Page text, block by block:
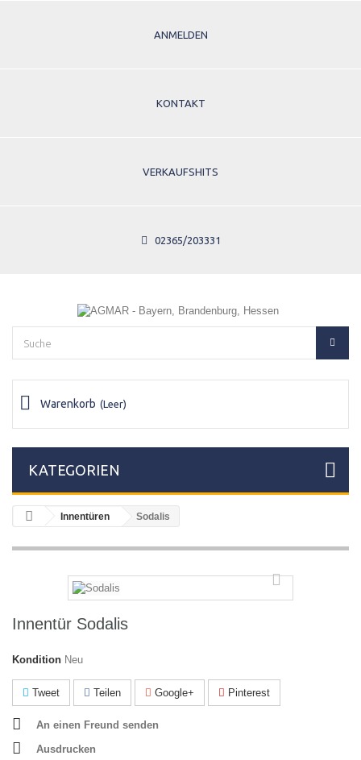
ANMELDEN
KONTAKT
VERKAUFSHITS
02365/203331
Warenkorb (Leer)
KATEGORIEN
Innentüren Sodalis
Innentür Sodalis
Kondition Neu
Tweet Teilen Google+ Pinterest
An einen Freund senden
Ausdrucken